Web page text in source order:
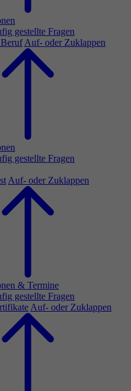
gestellte Fragen
Auf- oder Zuklappen
gestellte Fragen
Auf- oder Zuklappen
& Termine
gestellte Fragen
Auf- oder Zuklappen